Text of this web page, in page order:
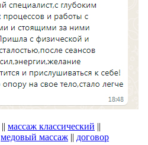
|| массаж классический ||
медовый массаж || договор